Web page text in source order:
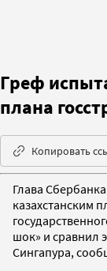
Греф
плана
Копировать
Глава
казахстанским
шок» и сравнил
Сингапура,